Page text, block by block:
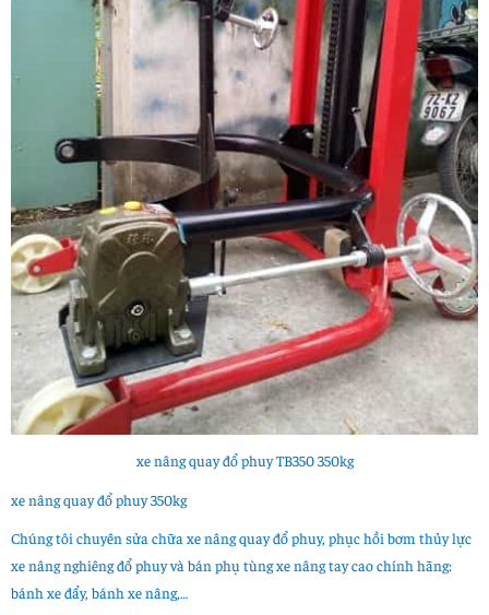
xe nâng quay đổ phuy TB350 350kg
xe nâng quay đổ phuy 350kg
Chúng tôi chuyên sửa chữa xe nâng quay đổ phuy, phục hồi bơm thủy lực
xe nâng nghiêng đổ phuy và bán phụ tùng xe nâng tay cao chính hãng:
bánh xe đẩy, bánh xe nâng,…